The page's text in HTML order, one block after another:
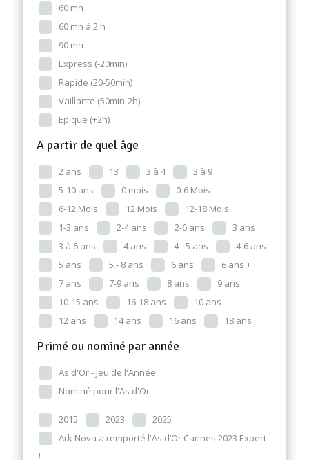
60 mn
60 mn à 2 h
90 mn
Express (-20min)
Rapide (20-50min)
Vaillante (50min-2h)
Epique (+2h)
A partir de quel âge
2 ans 13 3 à 4
3 à 9
5-10 ans
0 mois
0-6 Mois
6-12 Mois
12 Mois
12-18 Mois
1-3 ans
2-4 ans 2-6 ans
3 ans
3 à 6 ans
4 ans 4 - 5 ans
4-6 ans
5 ans
5 - 8 ans 6 ans
6 ans +
7 ans
7-9 ans 8 ans
9 ans
10-15 ans
16-18 ans
10 ans
12 ans
14 ans 16 ans 18 ans
Primé ou nominé par année
As d'Or - Jeu de l'Année
Nominé pour l'As d'Or
2015 2023
2025
Ark Nova a remporté l'As d’Or Cannes 2023 Expert
!